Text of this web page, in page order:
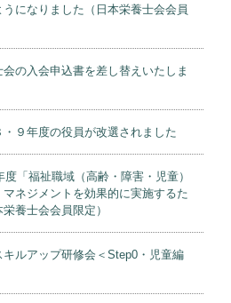
うになりました（日本栄養士会会員
会の入会申込書を差し替えいたしま
・９年度の役員が改選されました
度「福祉職域（高齢・障害・児童）
ネジメントを効果的に実施するた
養士会会員限定）
キルアップ研修会＜Step0・児童編